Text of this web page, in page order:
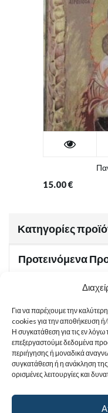
Για να παρέχουμε την
cookies για την αποθήκευση
Η συγκατάθεση για τις εν λόγω
επεξεργαστούμε δεδομένα
περιήγησης ή μοναδικά
συγκατάθεση ή η ανάκληση
ορισμένες λειτουργίες και
15.00€
Κατηγορίες
Προτεινόμενα
Χρήσιμα Έγγραφα
Sitemap
Στοιχεία